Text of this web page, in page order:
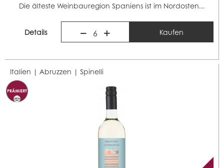
Die älteste Weinbauregion Spaniens ist im Nordosten...
Details 6 Kaufen
Italien | Abruzzen |Spinelli